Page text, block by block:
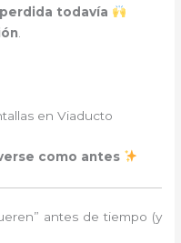
todavía
en Viaducto
como antes
antes de tiempo (y